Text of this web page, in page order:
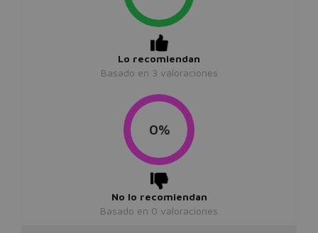
Lo recomiendan
Basado en 3 valoraciones
0%
No lo recomiendan
Basado en 0 valoraciones